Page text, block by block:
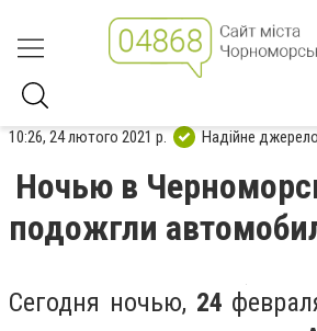
10:26, 24 лютого 2021 р. Надійне джерело
Ночью в
подожгли
Сегодня ночью, 24